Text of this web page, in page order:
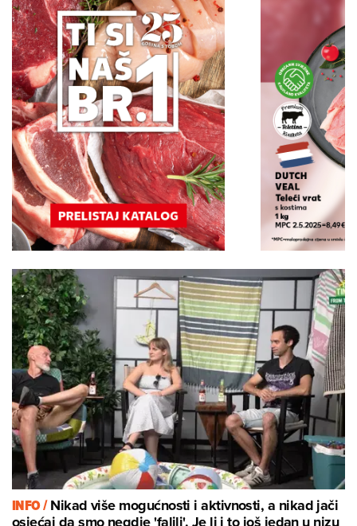
INFO /Nikad više mogućnosti i aktivnosti, a nikad jači
osjećaj da smo negdje 'falili'. Je li i to još jedan u nizu